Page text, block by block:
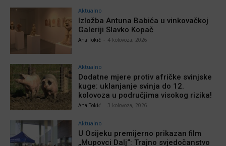
Aktualno
Izložba Antuna Babića u vinkovačkoj
Galeriji Slavko Kopač
Ana Tokić 4 kolovoza, 2026
Aktualno
Dodatne mjere protiv afričke svinjske
kuge: uklanjanje svinja do 12.
kolovoza u područjima visokog rizika!
Ana Tokić 3 kolovoza, 2026
Aktualno
U Osijeku premijerno prikazan film
„Mupovci Dalj“: Trajno svjedočanstvo